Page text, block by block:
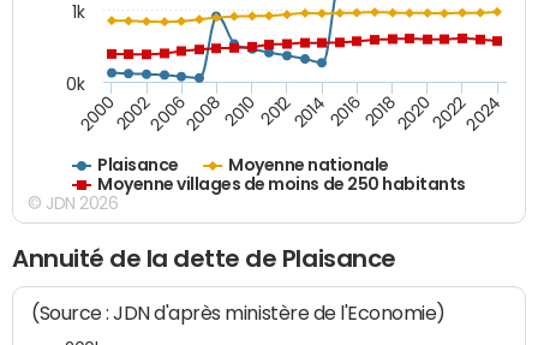
Plaisance
Moyenne nationale
Moyenne villages de moins de 250 habitants
20002002200620082010 2012201420162018202020222024
0k
1k
© JDN 2026
Annuité de la dette de Plaisance
(Source : JDN d'après ministère de l'Economie)